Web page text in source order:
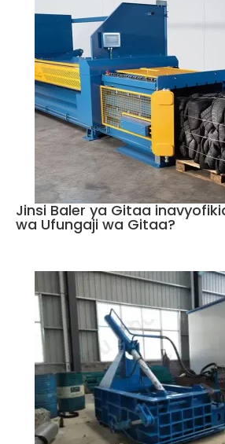
Jinsi Baler ya Gitaa
wa Ufungaji wa Gitaa?